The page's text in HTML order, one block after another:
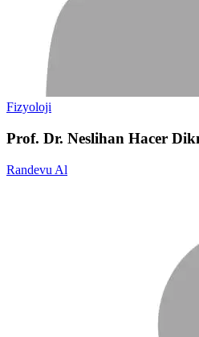
Fizyoloji
Prof. Dr. Neslihan Hacer
Randevu Al